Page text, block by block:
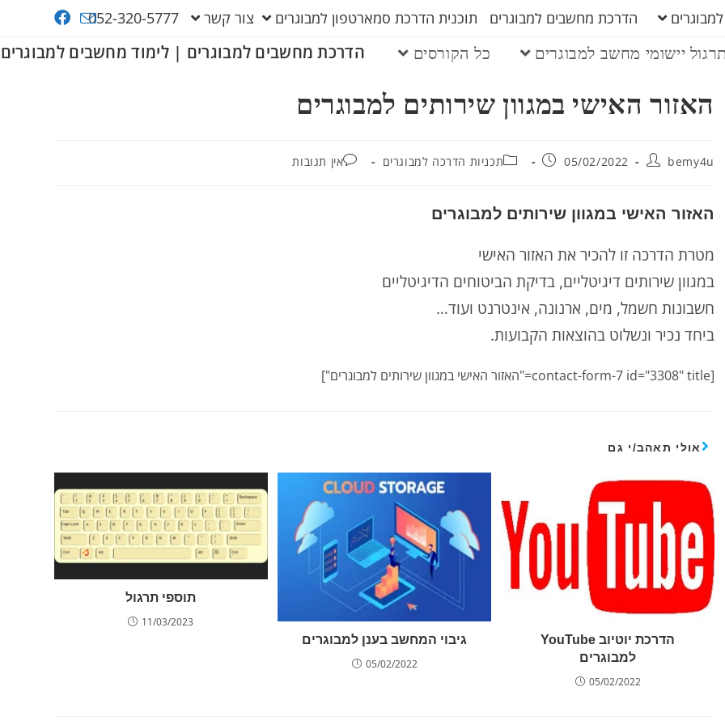
הדרכת מחשבים למבוגרים תוכנית הדרכת סמארטפון למבוגרים צור קשר 052-320-5777
הדרכת מחשבים למבוגרים | לימוד מחשבים למבוגרים כל הקורסים תרגול יישומי מחשב למבוגרים
האזור האישי במגוון שירותים למבוגרים
bemy4u
05/02/2022 תכניות הדרכה למבוגרים אין תגובות
האזור האישי במגוון שירותים למבוגרים
מטרת הדרכה זו להכיר את האזור האישי
במגוון שירותים דיגיטליים, בדיקת הביטוחים הדיגיטליים
חשבונות חשמל, מים, ארנונה, אינטרנט ועוד…
ביחד נכיר ונשלוט בהוצאות הקבועות.
[contact-form-7 id="3308" title="האזור האישי במגוון שירותים למבוגרים"]
אולי תאהב/י גם
תוספי תרגול
11/03/2023
גיבוי המחשב בענן למבוגרים
05/02/2022
הדרכת יוטיוב YouTube
למבוגרים
05/02/2022